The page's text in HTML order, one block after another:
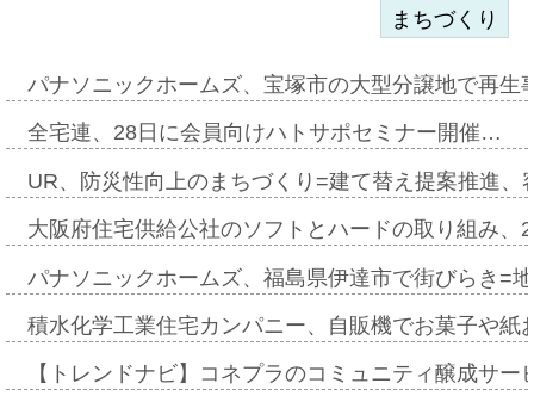
まちづくり
パナソニックホームズ、宝塚市の大型分譲地で再
全宅連、28日に会員向けハトサポセミナー開催…
UR、防災性向上のまちづくり=建て替え提案推進
大阪府住宅供給公社のソフトとハードの取り組み
パナソニックホームズ、福島県伊達市で街びらき=
積水化学工業住宅カンパニー、自販機でお菓子や
【トレンドナビ】コネプラのコミュニティ醸成サ